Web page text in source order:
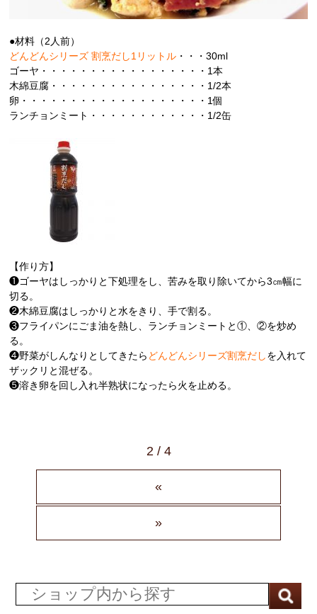
●材料（2人前）
どんどんシリーズ 割烹だし1リットル ・・・30ml
ゴーヤ・・・・・・・・・・・・・・・・・1本
木綿豆腐・・・・・・・・・・・・・・・・1/2本
卵・・・・・・・・・・・・・・・・・・・1個
ランチョンミート・・・・・・・・・・・・1/2缶
【作り方】
❶ゴーヤはしっかりと下処理をし、苦みを取り除いてから3㎝幅に
切る。
❷木綿豆腐はしっかりと水をきり、手で割る。
❸フライパンにごま油を熱し、ランチョンミートと①、②を炒め
る。
❹野菜がしんなりとしてきたら どんどんシリーズ割烹だしを入れて
ザックリと混ぜる。
❺溶き卵を回し入れ半熟状になったら火を止める。
2 / 4
«
»